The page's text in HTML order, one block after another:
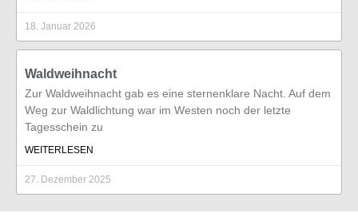
18. Januar 2026
Waldweihnacht
Zur Waldweihnacht gab es eine sternenklare Nacht. Auf dem
Weg zur Waldlichtung war im Westen noch der letzte
Tagesschein zu
WEITERLESEN
27. Dezember 2025